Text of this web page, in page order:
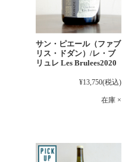
サン・ピエール（ファブ
リス・ドダン）/レ・ブ
リュレ Les Brulees2020
¥13,750(税込)
在庫 ×